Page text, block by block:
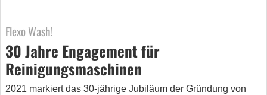
Flexo Wash!
30 Jahre Engagement für
Reinigungsmaschinen
2021 markiert das 30-jährige Jubiläum der Gründung von